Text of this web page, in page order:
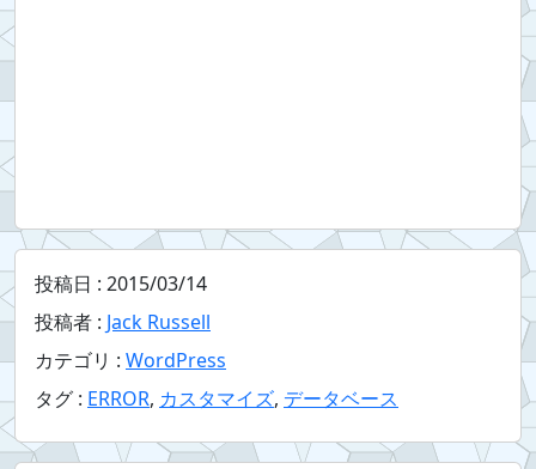
投稿日 : 2015/03/14
投稿者 : Jack Russell
カテゴリ : WordPress
タグ : ERROR, カスタマイズ, データベース